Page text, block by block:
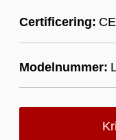
Certificering:
Modelnummer: